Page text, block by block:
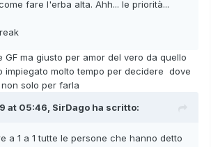
fare l'erba alta. Ahh... le priorità...
GF ma giusto per amor del vero da quello
impiegato molto tempo per decidere dove
solo per farla
at 05:46, SirDago ha scritto:
a 1 a 1 tutte le persone che hanno detto